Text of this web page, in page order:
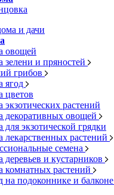
и дачи
овощей
зелени и пряностей
грибов
ягод
цветов
экзотических растений
декоративных овощей
для экзотической грядки
лекарственных растений
семена
деревьев и кустарников
комнатных растений
на подоконнике и балконе